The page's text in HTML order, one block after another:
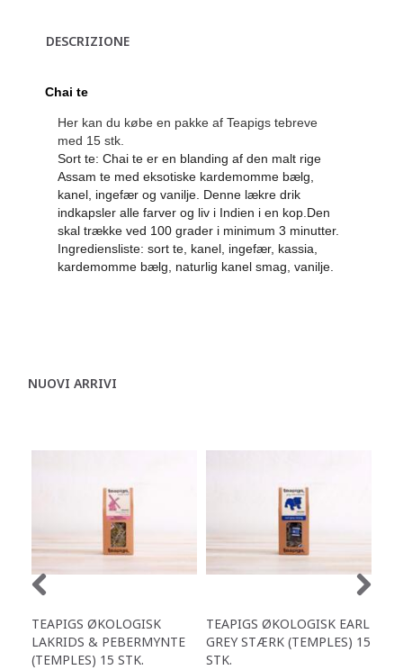
DESCRIZIONE
Chai te
Her kan du købe en pakke af Teapigs tebreve
med 15 stk.
Sort te: Chai te er en blanding af den malt rige
Assam te med eksotiske kardemomme bælg,
kanel, ingefær og vanilje. Denne lækre drik
indkapsler alle farver og liv i Indien i en kop. Den
skal trække ved 100 grader i minimum 3 minutter.
Ingrediensliste: sort te, kanel, ingefær, kassia,
kardemomme bælg, naturlig kanel smag, vanilje.
NUOVI ARRIVI
TEAPIGS ØKOLOGISK
LAKRIDS & PEBERMYNTE
(TEMPLES) 15 STK.
TEAPIGS ØKOLOGISK EARL
GREY STÆRK (TEMPLES) 15
STK.